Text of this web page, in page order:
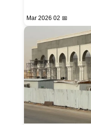
📅 02 Mar 2026